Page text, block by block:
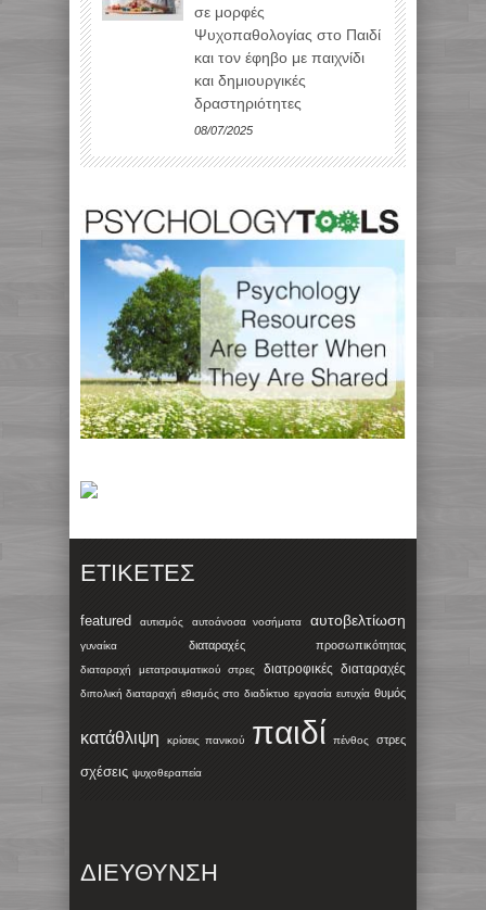
σε μορφές
Ψυχοπαθολογίας στο Παιδί
και τον έφηβο με παιχνίδι
και δημιουργικές
δραστηριότητες
08/07/2025
ΕΤΙΚΈΤΕΣ
featured αυτισμός αυτοάνοσα νοσήματα αυτοβελτίωση
γυναίκα διαταραχές προσωπικότητας
διαταραχή μετατραυματικού στρες διατροφικές διαταραχές
διπολική διαταραχή εθισμός στο διαδίκτυο εργασία ευτυχία θυμός
κατάθλιψη κρίσεις πανικού παιδί πένθος στρες
σχέσεις ψυχοθεραπεία
ΔΙΕΥΘΥΝΣΗ